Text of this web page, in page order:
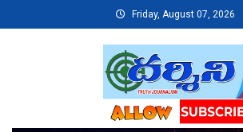
to
Friday, August 07, 2026